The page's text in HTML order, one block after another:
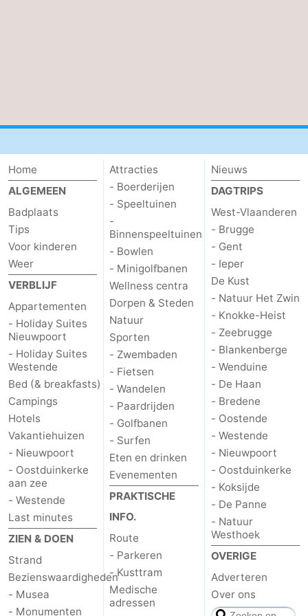
Home
ALGEMEEN
Badplaats
Tips
Voor kinderen
Weer
VERBLIJF
Appartementen
- Holiday Suites
Nieuwpoort
- Holiday Suites
Westende
Bed (& breakfasts)
Campings
Hotels
Vakantiehuizen
- Nieuwpoort
- Oostduinkerke
aan zee
- Westende
Last minutes
ZIEN & DOEN
Strand
Bezienswaardigheden
- Musea
- Monumenten
Attracties
- Boerderijen
- Speeltuinen
-
Binnenspeeltuinen
- Bowlen
- Minigolfbanen
Wellness centra
Dorpen & Steden
Natuur
Sporten
- Zwembaden
- Fietsen
- Wandelen
- Paardrijden
- Golfbanen
- Surfen
Eten en drinken
Evenementen
PRAKTISCHE
INFO.
Route
- Parkeren
- Kusttram
Medische
adressen
Nieuws
DAGTRIPS
West-Vlaanderen
- Brugge
- Gent
- Ieper
De Kust
- Natuur Het Zwin
- Knokke-Heist
- Zeebrugge
- Blankenberge
- Wenduine
- De Haan
- Bredene
- Oostende
- Westende
- Nieuwpoort
- Oostduinkerke
- Koksijde
- De Panne
- Natuur
Westhoek
OVERIGE
Adverteren
Over ons